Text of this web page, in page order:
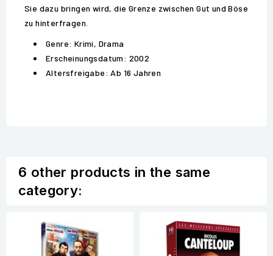
Sie dazu bringen wird, die Grenze zwischen Gut und Böse
zu hinterfragen.
Genre: Krimi, Drama
Erscheinungsdatum: 2002
Altersfreigabe: Ab 16 Jahren
6 other products in the same
category: